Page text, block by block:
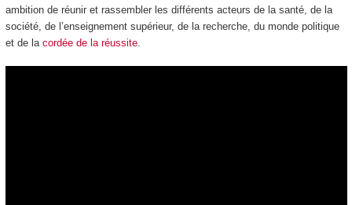
ambition de réunir et rassembler les différents acteurs de la santé, de la
société, de l’enseignement supérieur, de la recherche, du monde politique
et de la cordée de la réussite.